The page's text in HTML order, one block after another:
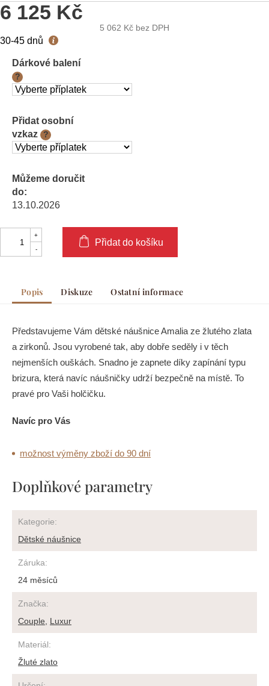
6 125 Kč
5 062 Kč bez DPH
Měrná
30-45 dnů
Dárkové balení
?
Přidat osobní
vzkaz
?
Můžeme doručit
do:
13.10.2026
Přidat do košíku
Popis Diskuze Ostatní informace
Představujeme Vám dětské náušnice Amalia ze žlutého zlata
a zirkonů. Jsou vyrobené tak, aby dobře seděly i v těch
nejmenších ouškách. Snadno je zapnete díky zapínání typu
brizura, která navíc náušničky udrží bezpečně na místě. To
pravé pro Vaši holčičku.
Navíc pro Vás
možnost výměny zboží do 90 dní
Doplňkové parametry
Kategorie:
Dětské náušnice
Záruka:
24 měsíců
Značka:
Couple
Luxur
Materiál:
Žluté zlato